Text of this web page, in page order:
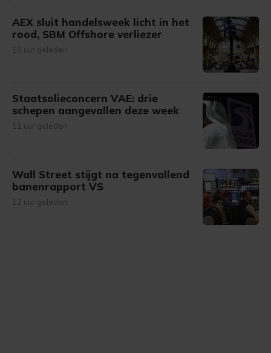
AEX sluit handelsweek licht in het
rood, SBM Offshore verliezer
10 uur geleden
Staatsolieconcern VAE: drie
schepen aangevallen deze week
11 uur geleden
Wall Street stijgt na tegenvallend
banenrapport VS
12 uur geleden